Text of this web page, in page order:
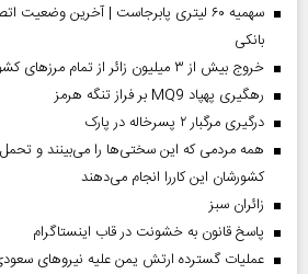
سهمیه ۶۰ لیتری پابرجاست | آخرین
بانکی
خروج بیش از ۳ میلیون زائر از تمام مرز‌های کشور
رهگیری پهپاد MQ9 بر فراز تنگه هرمز
درگیری مرگبار ۲ پسرخاله در پارک
همه مردمی که این سختی‌ها را می‌بینند و تحمل
کشورشان این کاررا انجام می‌دهند
‌زائران سبز
پاسخ قانون به خشونت در قاب اینستاگرام
عملیات گسترده ارتش یمن علیه نیروهای